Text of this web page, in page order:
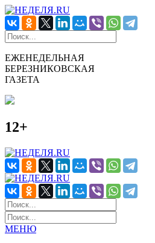
ЕЖЕНЕДЕЛЬНАЯ
БЕРЕЗНИКОВСКАЯ
ГАЗЕТА
12+
МЕНЮ